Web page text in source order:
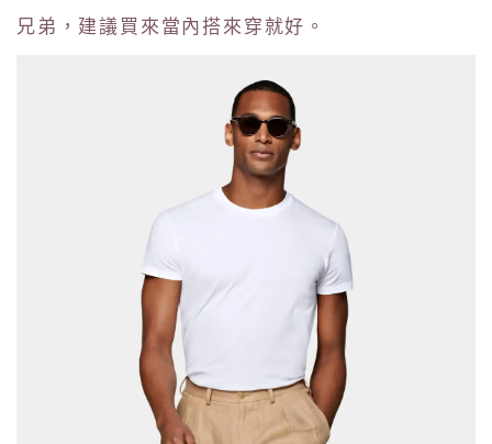
兄弟，建議買來當內搭來穿就好。